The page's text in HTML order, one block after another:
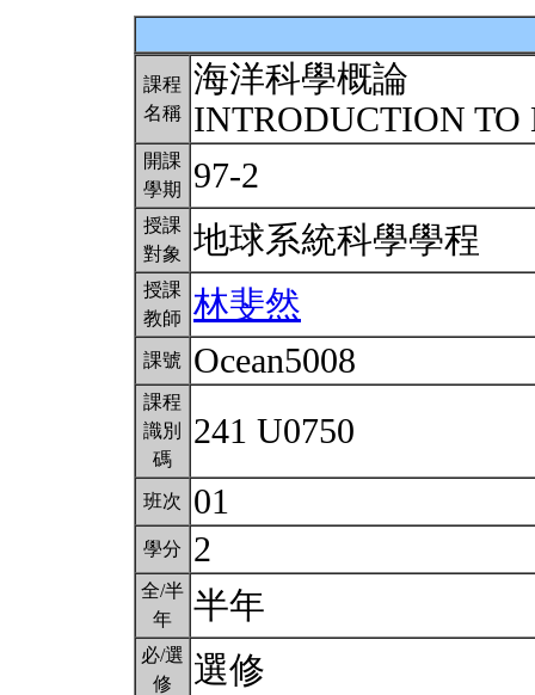
課程
名稱
海洋科學概論
INTRODUCTION
開課
學期
97-2
授課
對象
地球系統科學學程
授課
教師
林斐然
課號 Ocean5008
課程
識別
碼
241 U0750
班次 01
學分 2
全/半
年
半年
必/選
修
選修